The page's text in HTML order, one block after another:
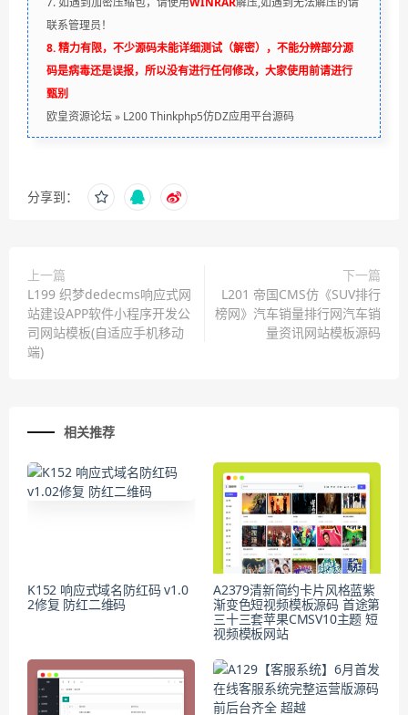
联系管理员！
8. 精力有限，不少源码未能详细测试（解密），不能分辨部分源
码是病毒还是误报，所以没有进行任何修改，大家使用前请进行
甄别
欧皇资源论坛» L200 Thinkphp5仿DZ应用平台源码
分享到：
上一篇
L199 织梦dedecms响应式网
站建设APP软件小程序开发公
司网站模板(自适应手机移动
端)
下一篇
L201 帝国CMS仿《SUV排行
榜网》汽车销量排行网汽车销
量资讯网站模板源码
相关推荐
K152 响应式域名防红码 v1.0
2修复 防红二维码
A2379清新简约卡片风格蓝紫
渐变色短视频模板源码 首途第
三十三套苹果CMSV10主题 短
视频模板网站